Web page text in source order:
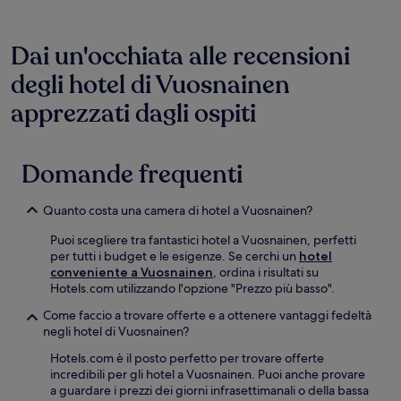
Dai un'occhiata alle recensioni
degli hotel di Vuosnainen
apprezzati dagli ospiti
Domande frequenti
Quanto costa una camera di hotel a Vuosnainen?
Puoi scegliere tra fantastici hotel a Vuosnainen, perfetti
per tutti i budget e le esigenze. Se cerchi un hotel
conveniente a Vuosnainen, ordina i risultati su
Hotels.com utilizzando l'opzione "Prezzo più basso".
Come faccio a trovare offerte e a ottenere vantaggi fedeltà
negli hotel di Vuosnainen?
Hotels.com è il posto perfetto per trovare offerte
incredibili per gli hotel a Vuosnainen. Puoi anche provare
a guardare i prezzi dei giorni infrasettimanali o della bassa